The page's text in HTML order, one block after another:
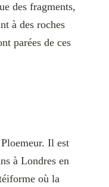
des fragments,
à des roches
parées de ces
Il est
à Londres en
où la